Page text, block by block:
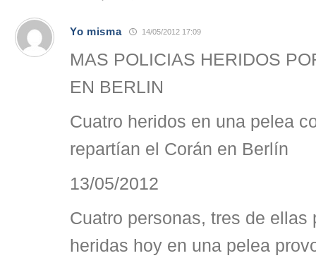
Yo misma 14/05/2012 17:09
MAS POLICIAS HERIDOS
EN BERLIN
Cuatro heridos en una pelea
repartían el Corán en Berlín
13/05/2012
Cuatro personas, tres de ellas
heridas hoy en una pelea